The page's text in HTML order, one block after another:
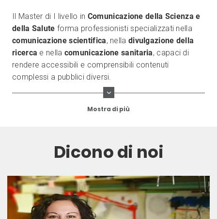
Il Master di I livello in Comunicazione della Scienza e
della Salute forma professionisti specializzati nella
comunicazione scientifica, nella divulgazione della
ricerca e nella comunicazione sanitaria, capaci di
rendere accessibili e comprensibili contenuti
complessi a pubblici diversi.
Mostra di più
Dicono di noi